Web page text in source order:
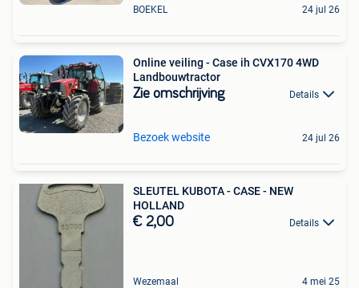
BOEKEL 24 jul 26
Online veiling - Case ih CVX170 4WD
Landbouwtractor
Zie omschrijving Details
Bezoek website 24 jul 26
SLEUTEL KUBOTA - CASE - NEW
HOLLAND
€ 2,00 Details
Wezemaal 4 mei 25